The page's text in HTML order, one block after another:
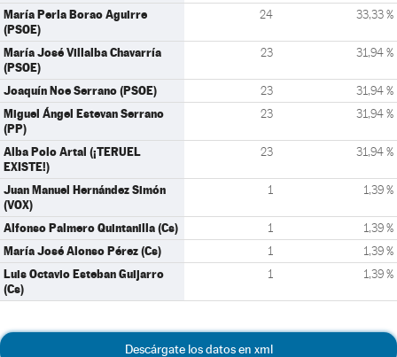
María Perla Borao Aguirre
(PSOE)
24 33,33 %
María José Villalba Chavarría
(PSOE)
23 31,94 %
Joaquín Noe Serrano (PSOE) 23 31,94 %
Miguel Ángel Estevan Serrano
(PP)
23 31,94 %
Alba Polo Artal (¡TERUEL
EXISTE!)
23 31,94 %
Juan Manuel Hernández Simón
(VOX)
1 1,39 %
Alfonso Palmero Quintanilla (Cs) 1 1,39 %
María José Alonso Pérez (Cs) 1 1,39 %
Luis Octavio Esteban Guijarro
(Cs)
1 1,39 %
Descárgate los datos en xml